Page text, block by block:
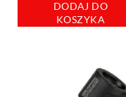
DODAJ DO
KOSZYKA